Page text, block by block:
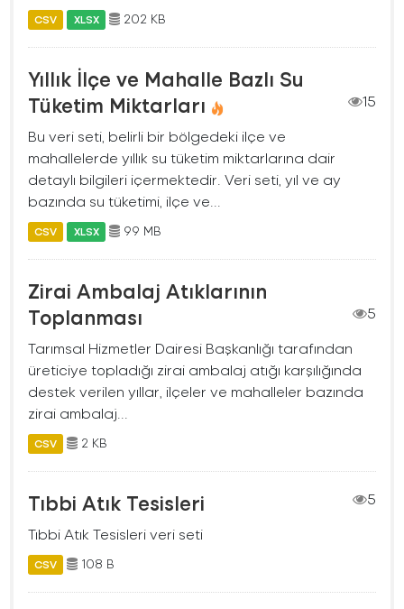
CSV XLSX 202 KB
Yıllık İlçe ve Mahalle Bazlı Su
Tüketim Miktarları
15
Bu veri seti, belirli bir bölgedeki ilçe ve
mahallelerde yıllık su tüketim miktarlarına dair
detaylı bilgileri içermektedir. Veri seti, yıl ve ay
bazında su tüketimi, ilçe ve...
CSV XLSX 99 MB
Zirai Ambalaj Atıklarının
Toplanması
5
Tarımsal Hizmetler Dairesi Başkanlığı tarafından
üreticiye topladığı zirai ambalaj atığı karşılığında
destek verilen yıllar, ilçeler ve mahalleler bazında
zirai ambalaj...
CSV 2 KB
Tıbbi Atık Tesisleri
5
Tıbbi Atık Tesisleri veri seti
CSV 108 B